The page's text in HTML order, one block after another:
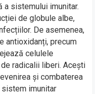
a sistemului imunitar.
de globule albe,
De asemenea,
antioxidanți, precum
celulele
radicalii liberi. Acești
și combaterea
imunitar